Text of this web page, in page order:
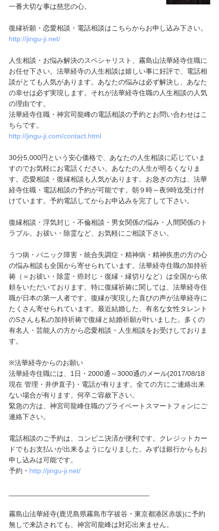
一番大切な事は慈悲の心。
復縁祈願・恋愛相談・電話相談はこちらからお申し込み下さい。
http://jingu-ji.net/
人生相談・お悩み解決のスペシャリスト、霧島山法華経寺住職に
お任せ下さい。法華経寺の人生相談は嬉しい事に好評で、電話相
談がとても人気があります。あなたの悩みは必ず解決し、あなた
の幸せは必ず実現します。それが法華経寺住職の人生相談の人気
の理由です。
法華経寺住職・神宮司龍峰の電話相談の予約とお問い合わせはこ
ちらです。
http://jingu-ji.com/contact.html
30分5,000円という安心価格で、あなたの人生相談に応じていま
すのでお気軽にお電話ください。あなたの人生が明るくなりま
す。恋愛相談・復縁相談も人気があります。お急ぎの方は、法華
経寺住職・電話相談の予約が可能です。朝９時～夜9時迄受け付
けています。予約電話してからお申込みを完了して下さい。
復縁相談・浮気封じ・不倫相談・男女関係の悩み・人間関係のト
ラブル。お祓い・除霊など、お気軽にご相談下さい。
うつ病・パニック障害・統合失調症・精神病・精神疾患の方の心
の悩み相談も全国から寄せられています。法華経寺住職の加持祈
祷（＝お祓い・除霊・癌封じ・復縁・縁切りなど）は全国から依
頼をいただいております。特に復縁祈祷に関しては、法華経寺住
職が日本の第一人者です。復縁が実現した喜びの声が法華経寺に
たくさん寄せられています。最近結婚した、有名な女性タレント
のSさんも私の加持祈祷で復縁と結婚祈願が叶いました。多くの
有名人・芸能人の方から恋愛相談・人生相談をお受けしておりま
す。
※法華経寺からのお願い
法華経寺住職には、1日・2000通～3000通のメール(2017/08/18
現在 管理・井伊直子)・電話が有ります。全ての方にご連絡出来
ない場合が有ります。何卒ご容赦下さい。
緊急の方は、神宮司龍峰住職のプライベートスマートフォンにご
連絡下さい。
電話相談のご予約は、コンビニ決済が便利です。クレジットカー
ドでもお支払いが出来るようになりました。みずほ銀行からもお
申し込みは可能です。
予約・ http://jingu-ji.net/
霧島山法華経寺(鹿児島県霧島市字祓谷・東京都港区赤坂)に予約
無しで来訪されても、神宮司龍峰は対応出来ません。